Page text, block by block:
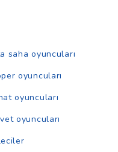
saha oyuncuları
oyuncuları
oyuncuları
oyuncuları